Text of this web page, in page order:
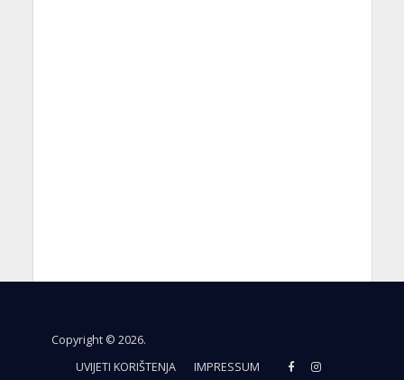
Copyright © 2026.
UVIJETI KORIŠTENJA
IMPRESSUM